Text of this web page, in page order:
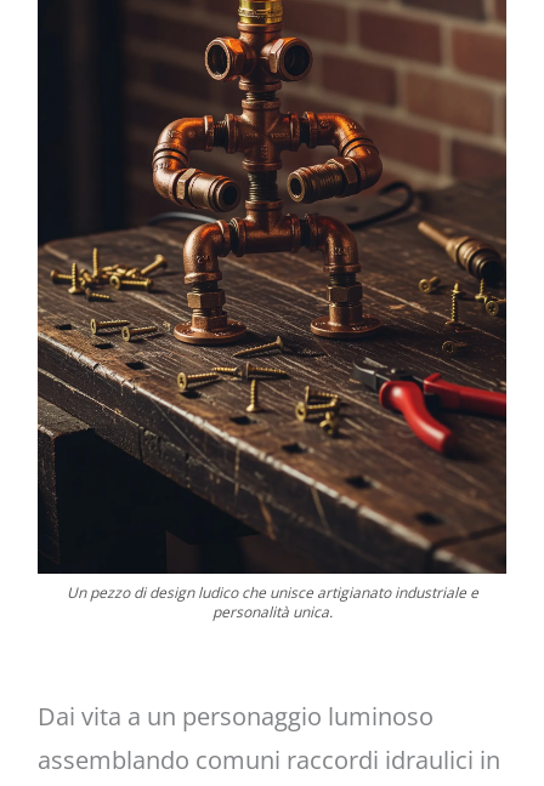
Un pezzo di design ludico che unisce artigianato industriale e
personalità unica.
Dai vita a un personaggio luminoso
assemblando comuni raccordi idraulici in